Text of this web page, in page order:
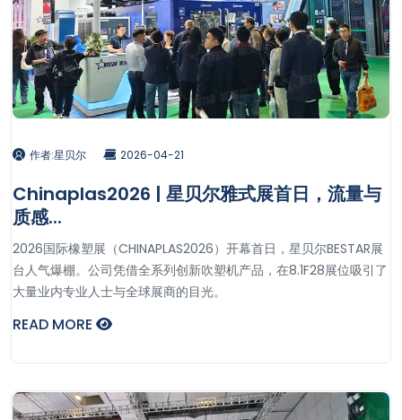
作者:星贝尔 2026-04-21
Chinaplas2026 | 星贝尔雅式展首日，流量与
质感...
2026国际橡塑展（CHINAPLAS2026）开幕首日，星贝尔BESTAR展
台人气爆棚。公司凭借全系列创新吹塑机产品，在8.1F28展位吸引了
大量业内专业人士与全球展商的目光。
READ MORE